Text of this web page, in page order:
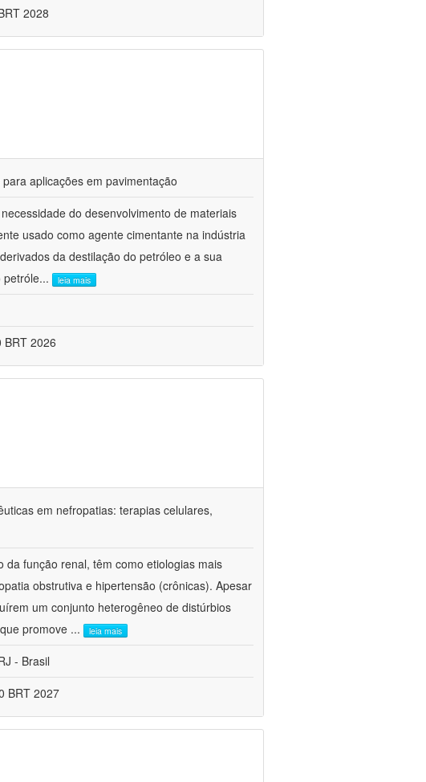
2028
aplicações em pavimentação
do desenvolvimento de materiais
usado como agente cimentante na indústria
da destilação do petróleo e a sua
petróle... leia mais
BRT 2026
em nefropatias: terapias celulares,
função renal, têm como etiologias mais
obstrutiva e hipertensão (crônicas). Apesar
um conjunto heterogêneo de distúrbios
promove ... leia mais
- Brasil
BRT 2027